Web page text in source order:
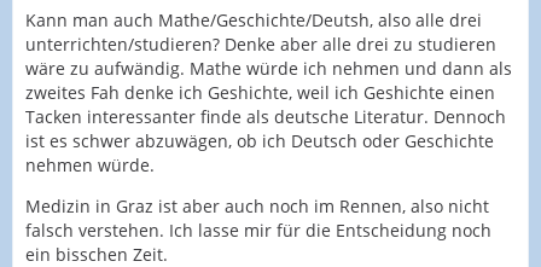
Kann man auch Mathe/Geschichte/Deutsh, also alle drei
unterrichten/studieren? Denke aber alle drei zu studieren
wäre zu aufwändig. Mathe würde ich nehmen und dann als
zweites Fah denke ich Geshichte, weil ich Geshichte einen
Tacken interessanter finde als deutsche Literatur. Dennoch
ist es schwer abzuwägen, ob ich Deutsch oder Geschichte
nehmen würde.
Medizin in Graz ist aber auch noch im Rennen, also nicht
falsch verstehen. Ich lasse mir für die Entscheidung noch
ein bisschen Zeit.